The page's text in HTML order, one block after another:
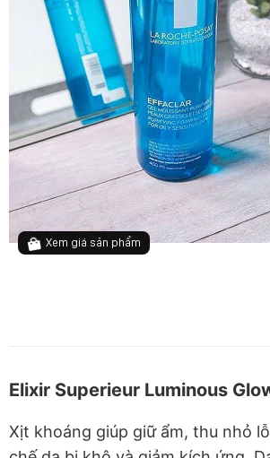
Xem giá sản phẩm
Elixir Superieur Luminous
Xịt khoáng giúp giữ ẩm, thu nhỏ